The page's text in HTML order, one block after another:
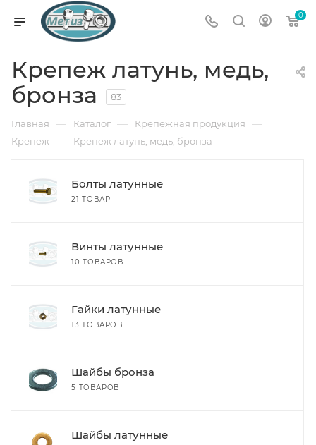
0
Крепеж латунь, медь,
бронза
83
Главная — Каталог — Крепежная продукция —
Крепеж — Крепеж латунь, медь, бронза
Болты латунные
21 ТОВАР
Винты латунные
10 ТОВАРОВ
Гайки латунные
13 ТОВАРОВ
Шайбы бронза
5 ТОВАРОВ
Шайбы латунные